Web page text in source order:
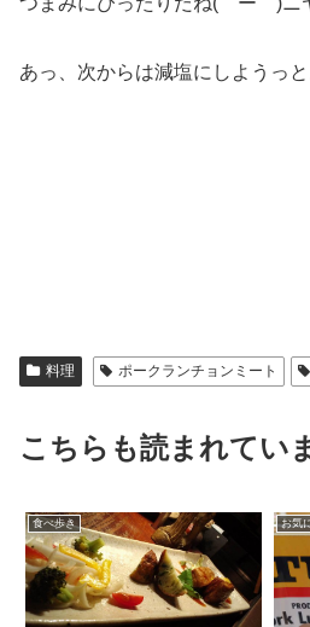
あっ、次からは減塩にしようっと
料理 ポークランチョンミート
こちらも読まれてい
食べ歩き お気